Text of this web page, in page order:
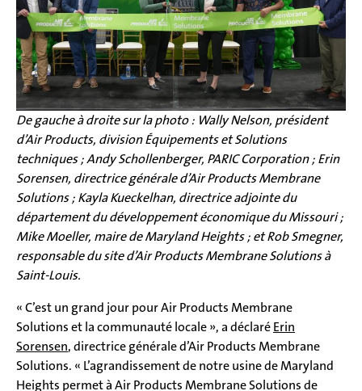
De gauche à droite sur la photo : Wally Nelson, président
d’Air Products, division Équipements et Solutions
techniques ; Andy Schollenberger, PARIC Corporation ; Erin
Sorensen, directrice générale d’Air Products Membrane
Solutions ; Kayla Kueckelhan, directrice adjointe du
département du développement économique du Missouri ;
Mike Moeller, maire de Maryland Heights ; et Rob Smegner,
responsable du site d’Air Products Membrane Solutions à
Saint-Louis.
« C’est un grand jour pour Air Products Membrane
Solutions et la communauté locale », a déclaréErin
Sorensen, directrice générale d’Air Products Membrane
Solutions. « L’agrandissement de notre usine de Maryland
Heights permet à Air Products Membrane Solutions de